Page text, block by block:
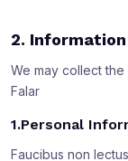
2.
We may collect
Falar
1.Personal
Faucibus non